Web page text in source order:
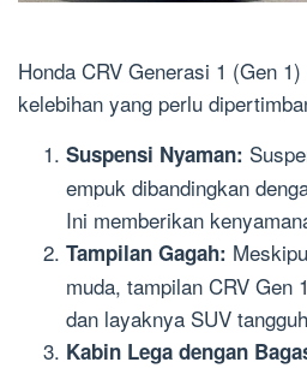
Honda CRV Generasi 1 (Gen
kelebihan yang perlu
Suspensi Nyaman:
empuk dibandingkan
Ini memberikan
Tampilan Gagah:
muda, tampilan CRV Gen
dan layaknya SUV
Kabin Lega dengan